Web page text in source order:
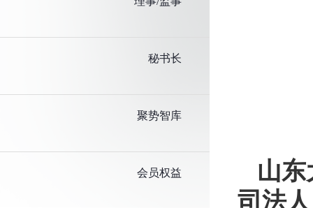
秘书长
聚势智库
会员权益
山
司法